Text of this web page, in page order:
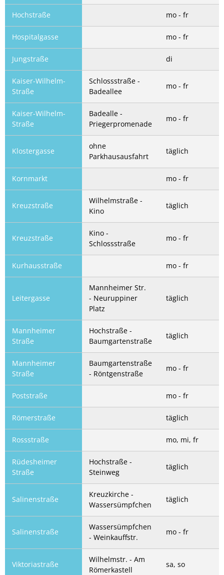
Hochstraße mo - fr
Hospitalgasse mo - fr
Jungstraße di
Kaiser-Wilhelm-
Straße
Schlossstraße -
Badeallee
mo - fr
Kaiser-Wilhelm-
Straße
Badealle -
Priegerpromenade
mo - fr
Klostergasse
ohne
Parkhausausfahrt
täglich
Kornmarkt mo - fr
Kreuzstraße
Wilhelmstraße -
Kino
täglich
Kreuzstraße
Kino -
Schlossstraße
mo - fr
Kurhausstraße mo - fr
Leitergasse
Mannheimer Str.
- Neuruppiner
Platz
täglich
Mannheimer
Straße
Hochstraße -
Baumgartenstraße
täglich
Mannheimer
Straße
Baumgartenstraße
- Röntgenstraße
mo - fr
Poststraße mo - fr
Römerstraße täglich
Rossstraße mo, mi, fr
Rüdesheimer
Straße
Hochstraße -
Steinweg
täglich
Salinenstraße
Kreuzkirche -
Wassersümpfchen
täglich
Salinenstraße
Wassersümpfchen
- Weinkauffstr.
mo - fr
Viktoriastraße
Wilhelmstr. - Am
Römerkastell
sa, so